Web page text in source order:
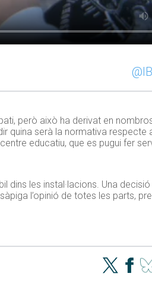
però això ha derivat en
quina serà la normativa respecte a
educatiu, que es pugui fer
dins les instal·lacions. Una
l’opinió de totes les parts,